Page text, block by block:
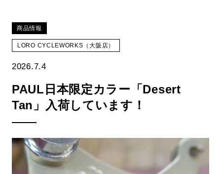
商品情報
LORO CYCLEWORKS（大阪店）
2026.7.4
PAUL日本限定カラー「Desert
Tan」入荷しています！